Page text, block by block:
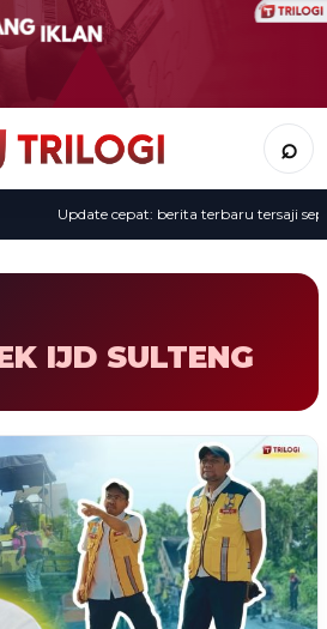
⌕
Update cepat: berita terbaru tersaji
IJD SULTENG